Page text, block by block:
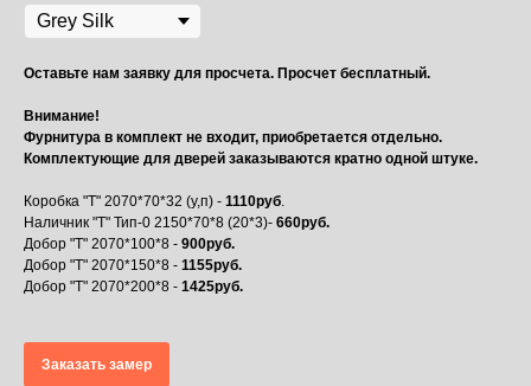
Оставьте нам заявку для просчета. Просчет бесплатный.
Внимание!
Фурнитура в комплект не входит, приобретается отдельно.
Комплектующие для дверей заказываются кратно одной штуке.
Коробка "Т" 2070*70*32 (у,п) - 1110руб.
Наличник "Т" Тип-0 2150*70*8 (20*3)- 660руб.
Добор "Т" 2070*100*8 - 900руб.
Добор "Т" 2070*150*8 - 1155руб.
Добор "Т" 2070*200*8 - 1425руб.
Заказать замер